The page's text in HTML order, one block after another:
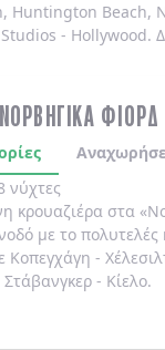
Huntington Beach,
- Hollywood.
ΦΙΟΡΔ
νύχτες
κρουαζιέρα στα
με το πολυτελές
Κοπεγχάγη -
Στάβανγκερ - Κίελο.